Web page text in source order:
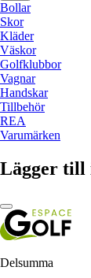
Bollar
Skor
Kläder
Väskor
Golfklubbor
Vagnar
Handskar
Tillbehör
REA
Varumärken
Lägger till
Delsumma